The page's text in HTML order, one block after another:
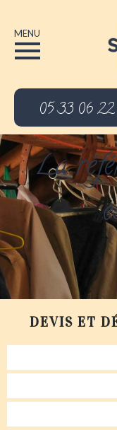
MENU
05 33 06
La
DEVIS ET